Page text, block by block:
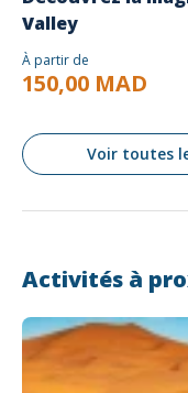
Valley
À partir de
150,00 MAD
Voir toutes
Activités à